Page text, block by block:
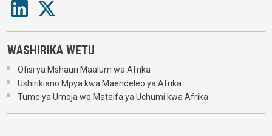
WASHIRIKA WETU
Ofisi ya Mshauri Maalum wa Afrika
Ushirikiano Mpya kwa Maendeleo ya Afrika
Tume ya Umoja wa Mataifa ya Uchumi kwa Afrika